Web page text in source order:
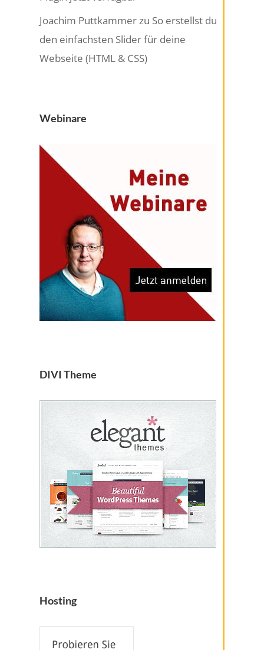
Joachim Puttkammerzu So erstellst du
den einfachsten Slider für deine
Webseite (HTML & CSS)
Webinare
DIVI Theme
Hosting